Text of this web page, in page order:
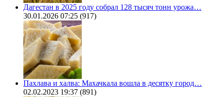
Дагестан в 2025 году собрал 128 тысяч тонн урожа…
30.01.2026 07:25 (917)
Пахлава и халва: Махачкала вошла в десятку город…
02.02.2023 19:37 (891)